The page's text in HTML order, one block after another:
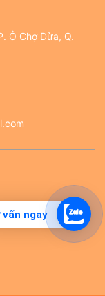
vấn ngay
Ô Chợ Dừa, Q.